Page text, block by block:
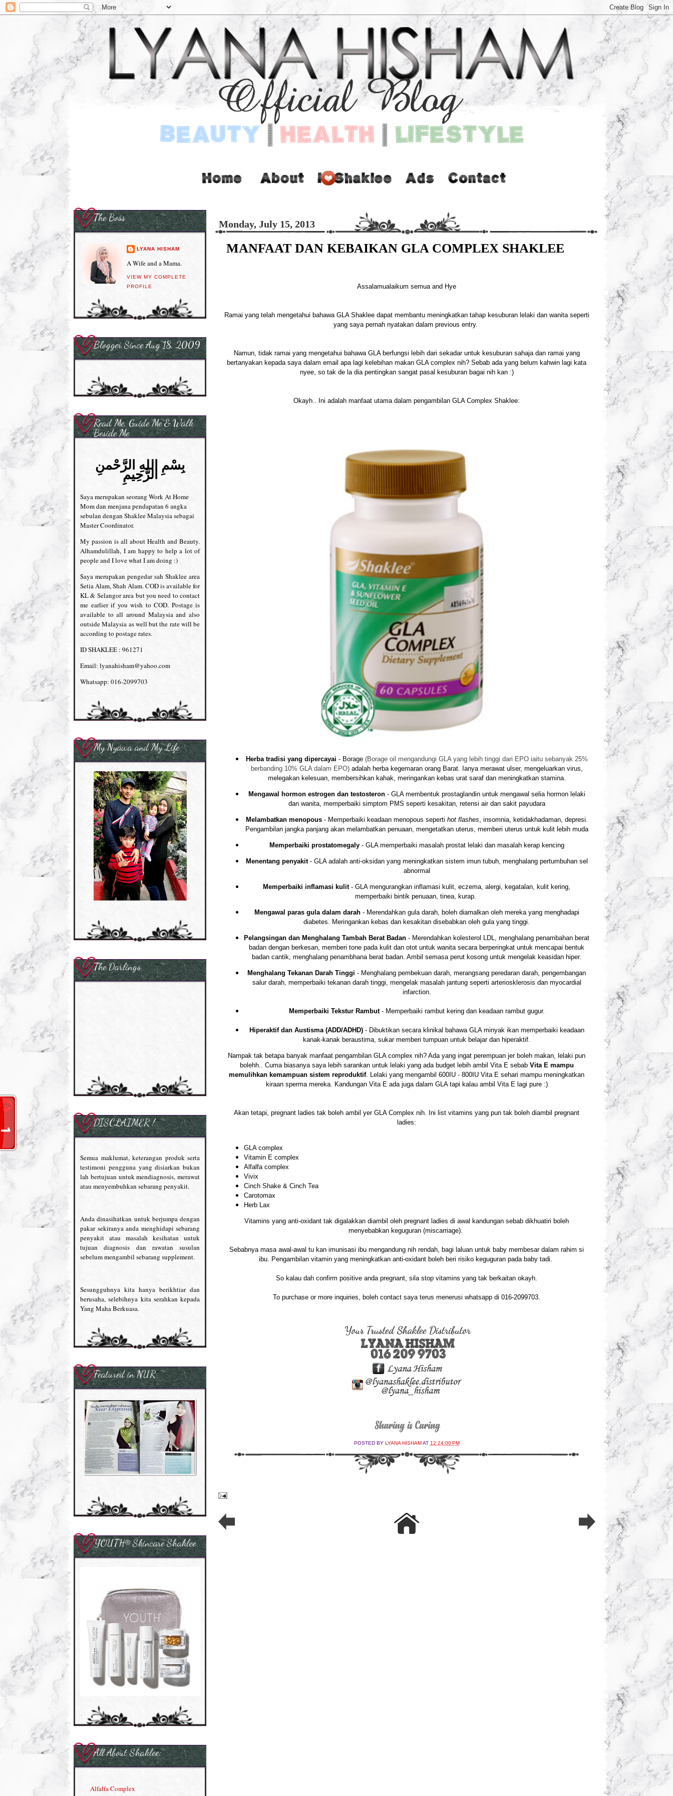
Monday, July 15, 2013
MANFAAT DAN KEBAIKAN GLA COMPLEX SHAKLEE
Assalamualaikum semua and Hye
Ramai yang telah mengetahui bahawa GLA Shaklee dapat membantu meningkatkan tahap kesuburan lelaki dan wanita seperti
yang saya pernah nyatakan dalam previous entry.
Namun, tidak ramai yang mengetahui bahawa GLA berfungsi lebih dari sekadar untuk kesuburan sahaja dan ramai yang
bertanyakan kepada saya dalam email apa lagi kelebihan makan GLA complex nih? Sebab ada yang belum kahwin lagi kata
nyee, so tak de la dia pentingkan sangat pasal kesuburan bagai nih kan :)
Okayh.. Ini adalah manfaat utama dalam pengambilan GLA Complex Shaklee:
Herba tradisi yang dipercayai - Borage (Borage oil mengandungi GLA yang lebih tinggi dari EPO iaitu sebanyak 25%
berbanding 10% GLA dalam EPO)adalah herba kegemaran orang Barat. Ianya merawat ulser, mengeluarkan virus,
melegakan kelesuan, membersihkan kahak, meringankan kebas urat saraf dan meningkatkan stamina.
Mengawal hormon estrogen dan testosteron - GLA membentuk prostaglandin untuk mengawal selia hormon lelaki
dan wanita, memperbaiki simptom PMS seperti kesakitan, retensi air dan sakit payudara
Melambatkan menopous - Memperbaiki keadaan menopous seperti hot flashes, insomnia, ketidakhadaman, depresi.
Pengambilan jangka panjang akan melambatkan penuaan, mengetatkan uterus, memberi uterus untuk kulit lebih muda
Memperbaiki prostatomegaly - GLA memperbaiki masalah prostat lelaki dan masalah kerap kencing
Menentang penyakit - GLA adalah anti-oksidan yang meningkatkan sistem imun tubuh, menghalang pertumbuhan sel
abnormal
Memperbaiki inflamasi kulit - GLA mengurangkan inflamasi kulit, eczema, alergi, kegatalan, kulit kering,
memperbaiki bintik penuaan, tinea, kurap.
Mengawal paras gula dalam darah - Merendahkan gula darah, boleh diamalkan oleh mereka yang menghadapi
diabetes. Meringankan kebas dan kesakitan disebabkan oleh gula yang tinggi.
Pelangsingan dan Menghalang Tambah Berat Badan - Merendahkan kolesterol LDL, menghalang penambahan berat
badan dengan berkesan, memberi tone pada kulit dan otot untuk wanita secara berperingkat untuk mencapai bentuk
badan cantik, menghalang penambhana berat badan. Ambil semasa perut kosong untuk mengelak keasidan hiper.
Menghalang Tekanan Darah Tinggi - Menghalang pembekuan darah, merangsang peredaran darah, pengembangan
salur darah, memperbaiki tekanan darah tinggi, mengelak masalah jantung seperti arteriosklerosis dan myocardial
infarction.
Memperbaiki Tekstur Rambut - Memperbaiki rambut kering dan keadaan rambut gugur.
Hiperaktif dan Austisma (ADD/ADHD) - Dibuktikan secara klinikal bahawa GLA minyak ikan memperbaiki keadaan
kanak-kanak beraustima, sukar memberi tumpuan untuk belajar dan hiperaktif.
Nampak tak betapa banyak manfaat pengambilan GLA complex nih? Ada yang ingat perempuan jer boleh makan, lelaki pun
bolehh.. Cuma biasanya saya lebih sarankan untuk lelaki yang ada budget lebih ambil Vita E sebab Vita E mampu
memulihkan kemampuan sistem reproduktif. Lelaki yang mengambil 600IU - 800IU Vita E sehari mampu meningkatkan
kiraan sperma mereka. Kandungan Vita E ada juga dalam GLA tapi kalau ambil Vita E lagi pure :)
Akan tetapi, pregnant ladies tak boleh ambil yer GLA Complex nih. Ini list vitamins yang pun tak boleh diambil pregnant
ladies:
GLA complex
Vitamin E complex
Alfalfa complex
Vivix
Cinch Shake & Cinch Tea
Carotomax
Herb Lax
Vitamins yang anti-oxidant tak digalakkan diambil oleh pregnant ladies di awal kandungan sebab dikhuatiri boleh
menyebabkan keguguran (miscarriage).
Sebabnya masa awal-awal tu kan imunisasi ibu mengandung nih rendah, bagi laluan untuk baby membesar dalam rahim si
ibu. Pengambilan vitamin yang meningkatkan anti-oxidant boleh beri risiko keguguran pada baby tadi.
So kalau dah confirm positive anda pregnant, sila stop vitamins yang tak berkaitan okayh.
To purchase or more inquiries, boleh contact saya terus menerusi whatsapp di 016-2099703.
POSTED BY LYANA HISHAMAT 12:24:00 PM
The Boss
LYANA HISHAM
A Wife and a Mama.
VIEW MY COMPLETE
PROFILE
Blogger Since Aug 18, 2009
Read Me, Guide Me & Walk
Beside Me
بِسْمِ اللهِ الرَّحْمنِ
الرَّحِيمِ
Saya merupakan seorang Work At Home
Mom dan menjana pendapatan 6 angka
sebulan dengan Shaklee Malaysia sebagai
Master Coordinator.
My passion is all about Health and Beauty.
Alhamdulillah, I am happy to help a lot of
people and I love what I am doing :)
Saya merupakan pengedar sah Shaklee area
Setia Alam, Shah Alam. COD is available for
KL & Selangor area but you need to contact
me earlier if you wish to COD. Postage is
available to all around Malaysia and also
outside Malaysia as well but the rate will be
according to postage rates.
ID SHAKLEE : 961271
Email: lyanahisham@yahoo.com
Whatsapp: 016-2099703
My Nyawa and My Life
The Darlings
DISCLAIMER !
Semua maklumat, keterangan produk serta
testimoni pengguna yang disiarkan bukan
lah bertujuan untuk mendiagnosis, merawat
atau menyembuhkan sebarang penyakit.
Anda dinasihatkan untuk berjumpa dengan
pakar sekiranya anda menghidapi sebarang
penyakit atau masalah kesihatan untuk
tujuan diagnosis dan rawatan susulan
sebelum mengambil sebarang supplement.
Sesungguhnya kita hanya berikhtiar dan
berusaha, selebihnya kita serahkan kepada
Yang Maha Berkuasa.
Featured in NUR
YOUTH® Skincare Shaklee
All About Shaklee:
Alfalfa Complex